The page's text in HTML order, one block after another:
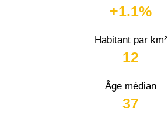
+1.1%
Habitant par km²
12
Âge médian
37